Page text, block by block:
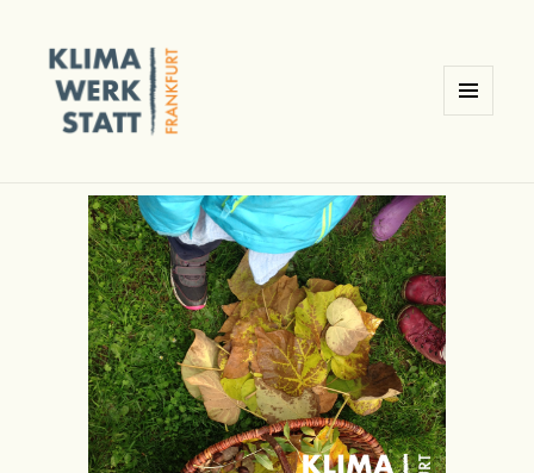
Frankfurt am Main